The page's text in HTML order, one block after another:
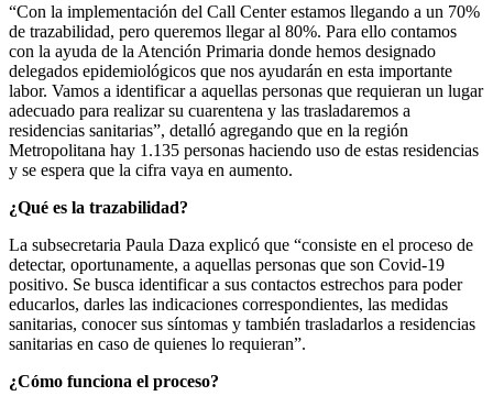
“Con la implementación del Call Center estamos llegando a un 70%
de trazabilidad, pero queremos llegar al 80%. Para ello contamos
con la ayuda de la Atención Primaria donde hemos designado
delegados epidemiológicos que nos ayudarán en esta importante
labor. Vamos a identificar a aquellas personas que requieran un lugar
adecuado para realizar su cuarentena y las trasladaremos a
residencias sanitarias”, detalló agregando que en la región
Metropolitana hay 1.135 personas haciendo uso de estas residencias
y se espera que la cifra vaya en aumento.
¿Qué es la trazabilidad?
La subsecretaria Paula Daza explicó que “consiste en el proceso de
detectar, oportunamente, a aquellas personas que son Covid-19
positivo. Se busca identificar a sus contactos estrechos para poder
educarlos, darles las indicaciones correspondientes, las medidas
sanitarias, conocer sus síntomas y también trasladarlos a residencias
sanitarias en caso de quienes lo requieran”.
¿Cómo funciona el proceso?